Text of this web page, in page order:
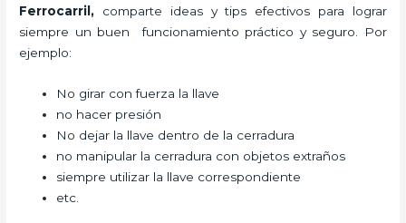
Ferrocarril , comparte ideas y tips efectivos para lograr
siempre un buen funcionamiento práctico y seguro. Por
ejemplo:
No girar con fuerza la llave
no hacer presión
No dejar la llave dentro de la cerradura
no manipular la cerradura con objetos extraños
siempre utilizar la llave correspondiente
etc.